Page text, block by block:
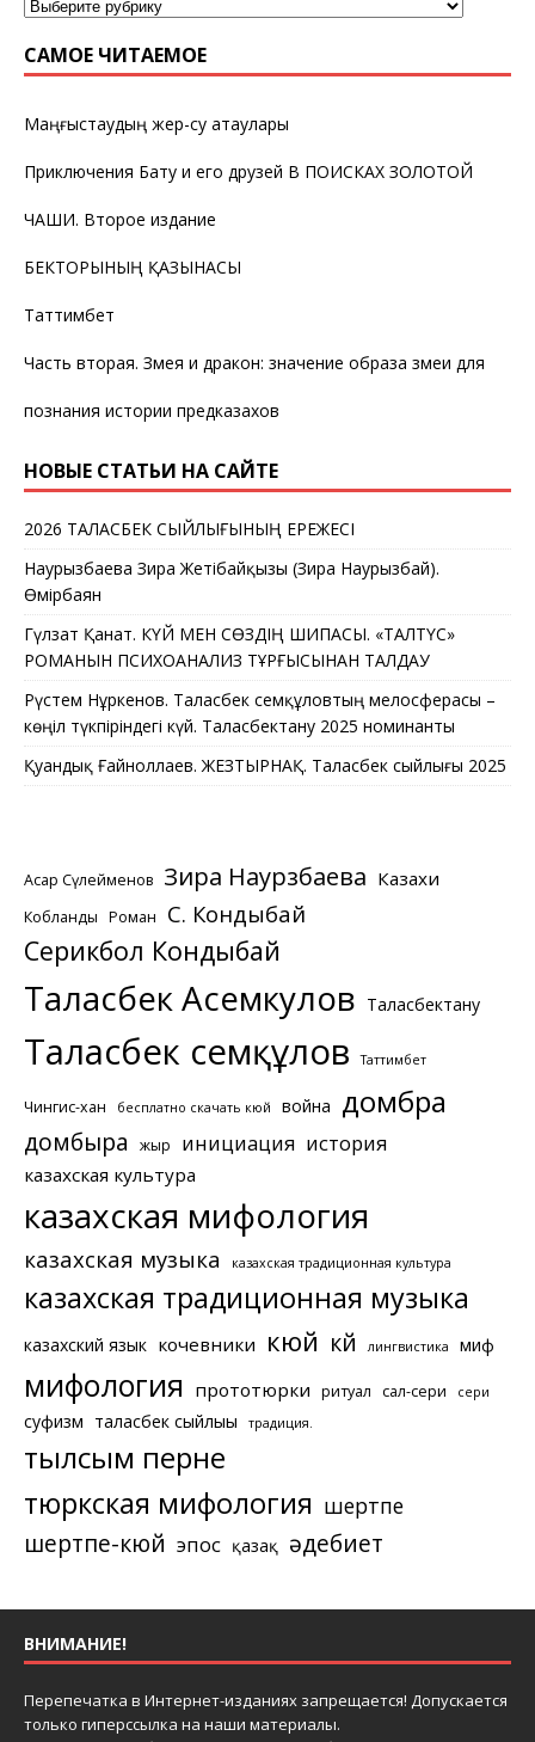
САМОЕ ЧИТАЕМОЕ
Маңғыстаудың жер-су атаулары
Приключения Бату и его друзей В ПОИСКАХ ЗОЛОТОЙ
ЧАШИ. Второе издание
БЕКТОРЫНЫҢ ҚАЗЫНАСЫ
Таттимбет
Часть вторая. Змея и дракон: значение образа змеи для
познания истории предказахов
НОВЫЕ СТАТЬИ НА САЙТЕ
2026 ТАЛАСБЕК СЫЙЛЫҒЫНЫҢ ЕРЕЖЕСІ
Наурызбаева Зира Жетібайқызы (Зира Наурызбай).
Өмірбаян
Гүлзат Қанат. КҮЙ МЕН СӨЗДІҢ ШИПАСЫ. «ТАЛТҮС»
РОМАНЫН ПСИХОАНАЛИЗ ТҰРҒЫСЫНАН ТАЛДАУ
Рүстем Нұркенов. Таласбек Әсемқұловтың мелосферасы –
көңіл түкпіріндегі күй. Таласбектану 2025 номинанты
Қуандық Ғайноллаев. ЖЕЗТЫРНАҚ. Таласбек сыйлығы 2025
Асқар Сүлейменов Зира Наурзбаева Казахи
Кобланды Роман С. Кондыбай
Серикбол Кондыбай
Таласбек Асемкулов Таласбектану
Таласбек Әсемқұлов Таттимбет
Чингис-хан бесплатно скачать кюй война домбра
домбыра жыр инициация история
казахская культура
казахская мифология
казахская музыка казахская традиционная культура
казахская традиционная музыка
казахский язык кочевники кюй күй лингвистика миф
мифология прототюрки ритуал сал-сери сери
суфизм таласбек сыйлығы традиция.
тылсым перне
тюркская мифология шертпе
шертпе-кюй эпос қазақ әдебиет
ВНИМАНИЕ!
Перепечатка в Интернет-изданиях запрещается! Допускается
только гиперссылка на наши материалы.